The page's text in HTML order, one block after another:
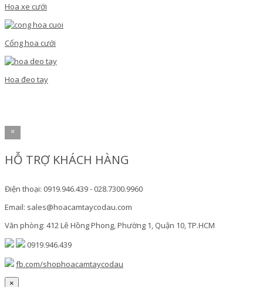
Hoa xe cưới
Cổng hoa cưới
Hoa đeo tay
×
HỖ TRỢ KHÁCH HÀNG
Điện thoại: 0919.946.439 - 028.7300.9960
Email: sales@hoacamtaycodau.com
Văn phòng: 412 Lê Hồng Phong, Phường 1, Quận 10, TP.HCM
0919.946.439
fb.com/shophoacamtaycodau
×